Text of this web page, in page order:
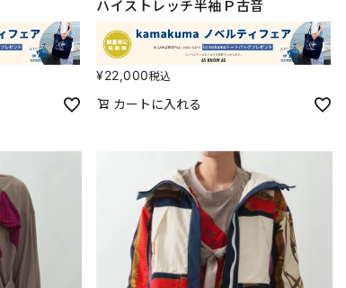
ハイストレッチ半袖Ｐ古音
¥22,000税込
カートに入れる